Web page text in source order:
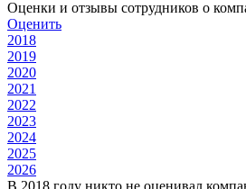
Оценки и отзывы сотрудников о
Оценить
2018
2019
2020
2021
2022
2023
2024
2025
2026
В 2018 году никто не оценивал